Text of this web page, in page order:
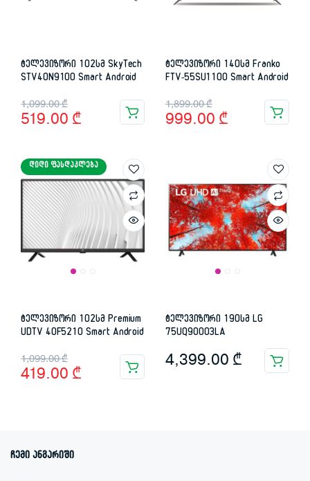
ტელევიზორი 102სმ SkyTech
STV40N9100 Smart Android
1,099.00₾
Original
price
1,099.00 ₾.
519.00 ₾
Current
price
519.00 ₾.
ტელევიზორი 140სმ Franko
FTV-55SU1100 Smart Android
1,899.00₾
Original
price
999.00 ₾
Current
price
ᲓᲘᲓᲘ ᲤᲐᲡᲓᲐᲙᲚᲔᲑᲐ
ტელევიზორი 102სმ Premium
UDTV 40F5210 Smart Android
1,099.00₾
Original
price
419.00 ₾
Current
price
ტელევიზორი 190სმ LG
75UQ90003LA
4,399.00 ₾
ჩემი ანგარიში